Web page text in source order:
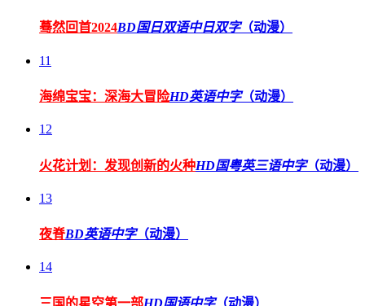
蓦然回首2024BD国日双语中日双字（动漫）
11
海绵宝宝：深海大冒险HD英语中字（动漫）
12
火花计划：发现创新的火种HD国粤英三语中字（动漫）
13
夜脊BD英语中字（动漫）
14
三国的星空第一部HD国语中字（动漫）